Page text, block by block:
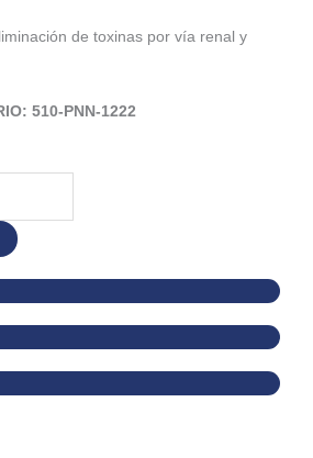
de toxinas por vía renal y
510-PNN-1222